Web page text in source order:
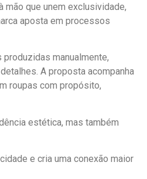
mão que unem exclusividade,
aposta em processos
produzidas manualmente,
A proposta acompanha
roupas com propósito,
estética, mas também
e cria uma conexão maior